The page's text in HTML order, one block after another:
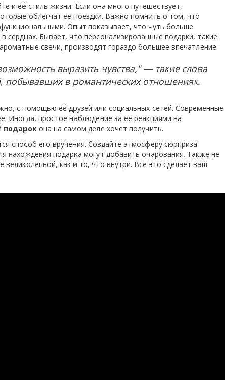
и её стиль жизни. Если она много путешествует,
облегчат её поездки. Важно помнить о том, что
Опыт показывает, что чуть больше
сердцах. Бывает, что персонализированные подарки, такие
свечи, производят гораздо большее впечатление.
выразить чувства," — такие слова
побывавших в романтических отношениях.
с помощью её друзей или социальных сетей. Современные
Иногда, простое наблюдение за её реакциями на
подарок она на самом деле хочет получить.
способ его вручения. Создайте атмосферу сюрприза:
нахождения подарка могут добавить очарования. Также не
как и то, что внутри. Всё это сделает ваш